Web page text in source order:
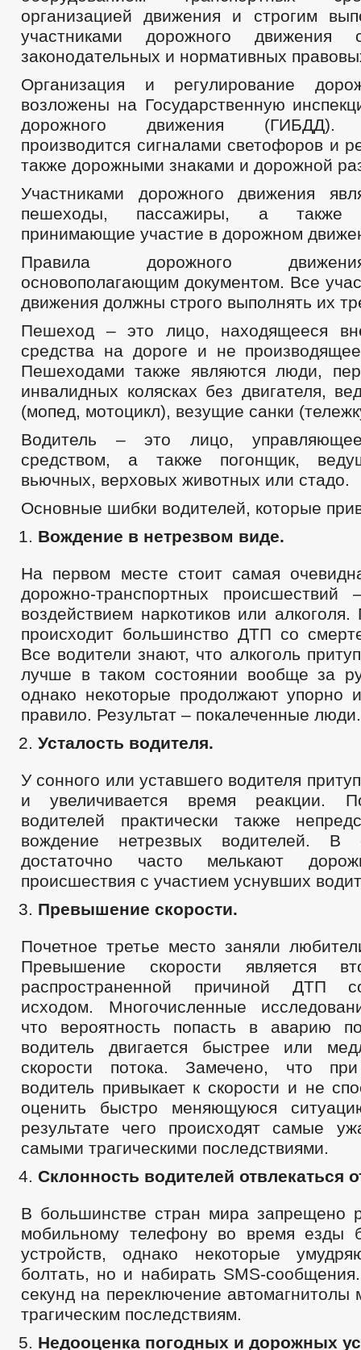
организацией движения и строгим
участниками дорожного движения
законодательных и нормативных
Организация и регулирование
возложены на Государственную
дорожного движения (ГИБДД).
производится сигналами светофоров и
также дорожными знаками и дорожной
Участниками дорожного движения
пешеходы, пассажиры, а также
принимающие участие в дорожном
Правила дорожного
основополагающим документом. Все
движения должны строго выполнять их
Пешеход – это лицо, находящееся
средства на дороге и не
Пешеходами также являются люди,
инвалидных колясках без двигателя,
(мопед, мотоцикл), везущие санки
Водитель – это лицо,
средством, а также погонщик,
вьючных, верховых животных или стадо.
Основные шибки водителей, которые
Вождение в нетрезвом виде.
На первом месте стоит самая
дорожно-транспортных
воздействием наркотиков или
происходит большинство ДТП со
Все водители знают, что алкоголь
лучше в таком состоянии вообще за
однако некоторые продолжают упорно
правило. Результат – покалеченные люди.
Усталость водителя.
У сонного или уставшего водителя
и увеличивается время реакции.
водителей практически также
вождение нетрезвых водителей. В
достаточно часто мелькают
происшествия с участием уснувших
Превышение скорости.
Почетное третье место заняли
Превышение скорости является
распространенной причиной ДТП
исходом. Многочисленные
что вероятность попасть в аварию
водитель двигается быстрее или
скорости потока. Замечено, что
водитель привыкает к скорости и не
оценить быстро меняющуюся
результате чего происходят самые
самыми трагическими последствиями.
Склонность водителей отвлекаться
В большинстве стран мира запрещено
мобильному телефону во время езды
устройств, однако некоторые
болтать, но и набирать SMS-
секунд на переключение автомагнитолы
трагическим последствиям.
Недооценка погодных и дорожных